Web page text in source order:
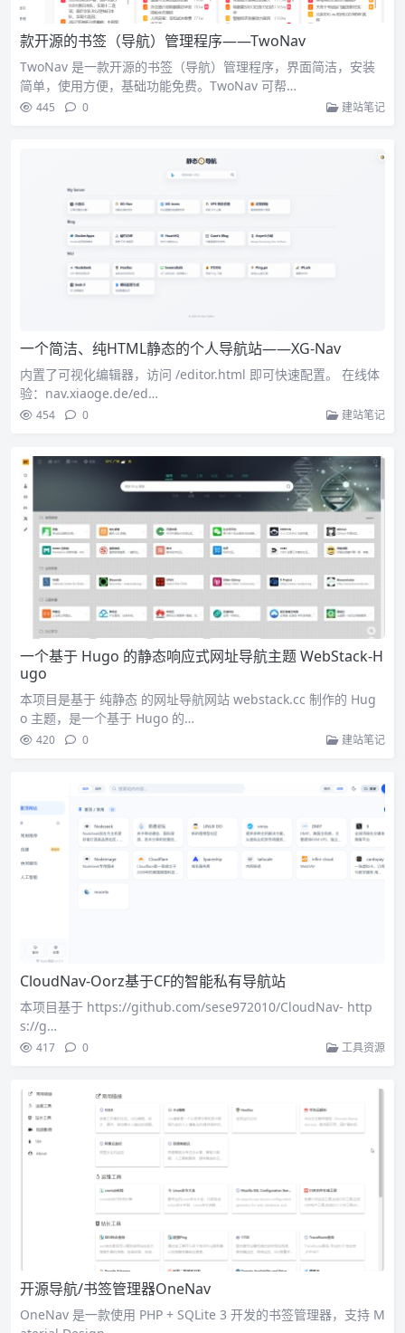
款开源的书签（导航）管理程序——TwoNav
TwoNav 是一款开源的书签（导航）管理程序，界面简洁，安装
简单，使用方便，基础功能免费。TwoNav 可帮…
445 0 建站笔记
一个简洁、纯HTML静态的个人导航站——XG-Nav
内置了可视化编辑器，访问 /editor.html 即可快速配置。 在线体
验：nav.xiaoge.de/ed…
454 0 建站笔记
一个基于 Hugo 的静态响应式网址导航主题 WebStack-H
ugo
本项目是基于 纯静态 的网址导航网站 webstack.cc 制作的 Hug
o 主题，是一个基于 Hugo 的…
420 0 建站笔记
CloudNav-Oorz基于CF的智能私有导航站
本项目基于 https://github.com/sese972010/CloudNav- http
s://g…
417 0 工具资源
开源导航/书签管理器OneNav
OneNav 是一款使用 PHP + SQLite 3 开发的书签管理器，支持 M